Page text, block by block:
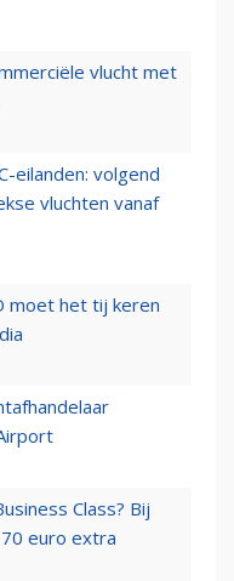
vlucht met
eilanden: volgend
vluchten vanaf
moet het tij keren
Class? Bij
euro extra